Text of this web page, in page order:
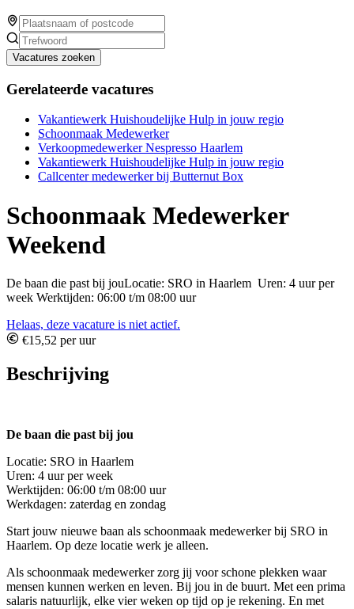
Vacatures zoeken
Gerelateerde vacatures
Vakantiewerk Huishoudelijke Hulp in jouw regio
Schoonmaak Medewerker
Verkoopmedewerker Nespresso Haarlem
Vakantiewerk Huishoudelijke Hulp in jouw regio
Callcenter medewerker bij Butternut Box
Schoonmaak Medewerker
Weekend
De baan die past bij jouLocatie: SRO in Haarlem Uren: 4 uur per
week Werktijden: 06:00 t/m 08:00 uur
Helaas, deze vacature is niet actief.
€15,52 per uur
Beschrijving
De baan die past bij jou
Locatie: SRO in Haarlem
Uren: 4 uur per week
Werktijden: 06:00 t/m 08:00 uur
Werkdagen: zaterdag en zondag
Start jouw nieuwe baan als schoonmaak medewerker bij SRO in
Haarlem. Op deze locatie werk je alleen.
Als schoonmaak medewerker zorg jij voor schone plekken waar
mensen kunnen werken en leven. Bij jou in de buurt. Met een prima
salaris natuurlijk, elke vier weken op tijd op je rekening. En met